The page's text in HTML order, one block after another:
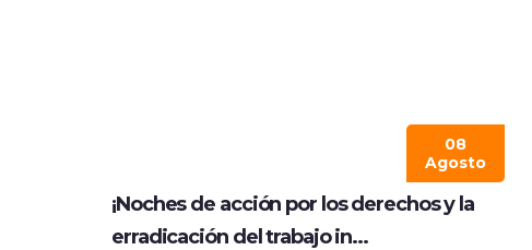
08
Agosto
¡Noches de acción por los derechos y la
erradicación del trabajo in...